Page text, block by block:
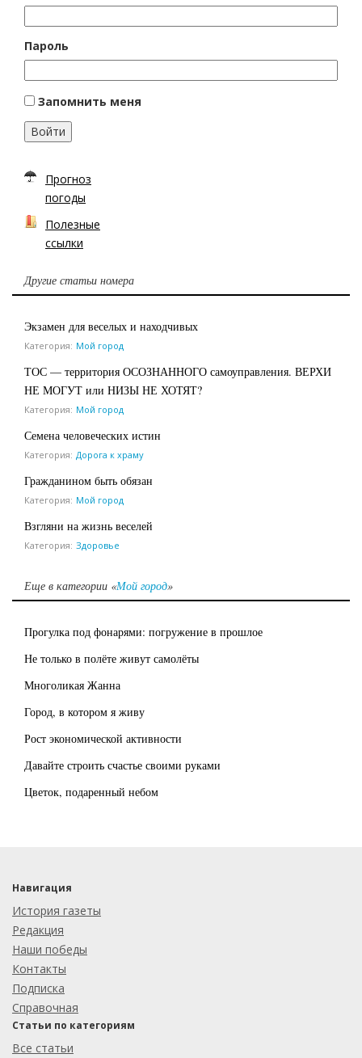
Пароль
Запомнить меня
Войти
Прогноз
погоды
Полезные
ссылки
Другие статьи номера
Экзамен для веселых и находчивых
Категория: Мой город
ТОС — территория ОСОЗНАННОГО самоуправления. ВЕРХИ
НЕ МОГУТ или НИЗЫ НЕ ХОТЯТ?
Категория: Мой город
Семена человеческих истин
Категория: Дорога к храму
Гражданином быть обязан
Категория: Мой город
Взгляни на жизнь веселей
Категория: Здоровье
Еще в категории «Мой город»
Прогулка под фонарями: погружение в прошлое
Не только в полёте живут самолёты
Многоликая Жанна
Город, в котором я живу
Рост экономической активности
Давайте строить счастье своими руками
Цветок, подаренный небом
Навигация
История газеты
Редакция
Наши победы
Контакты
Подписка
Справочная
Статьи по категориям
Все статьи